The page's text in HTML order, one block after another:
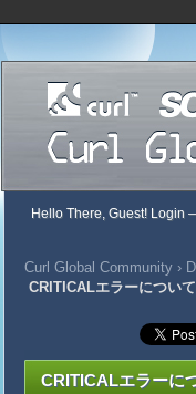
Hello There, Guest! Login
Curl Global Community ›
CRITICALエラーについて
CRITICALエラーに